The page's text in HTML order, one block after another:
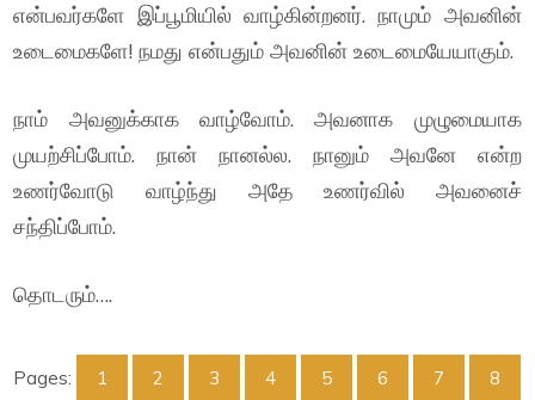
என்பவர்களே இப்பூமியில் வாழ்கின்றனர். நாமும் அவனின்
உடைமைகளே! நமது என்பதும் அவனின் உடைமையேயாகும்.
நாம் அவனுக்காக வாழ்வோம். அவனாக முழுமையாக
முயற்சிப்போம். நான் நானல்ல. நானும் அவனே என்ற
உணர்வோடு வாழ்ந்து அதே உணர்வில் அவனைச்
சந்திப்போம்.
தொடரும்….
Pages: 1 2 3 4 5 6 7 8